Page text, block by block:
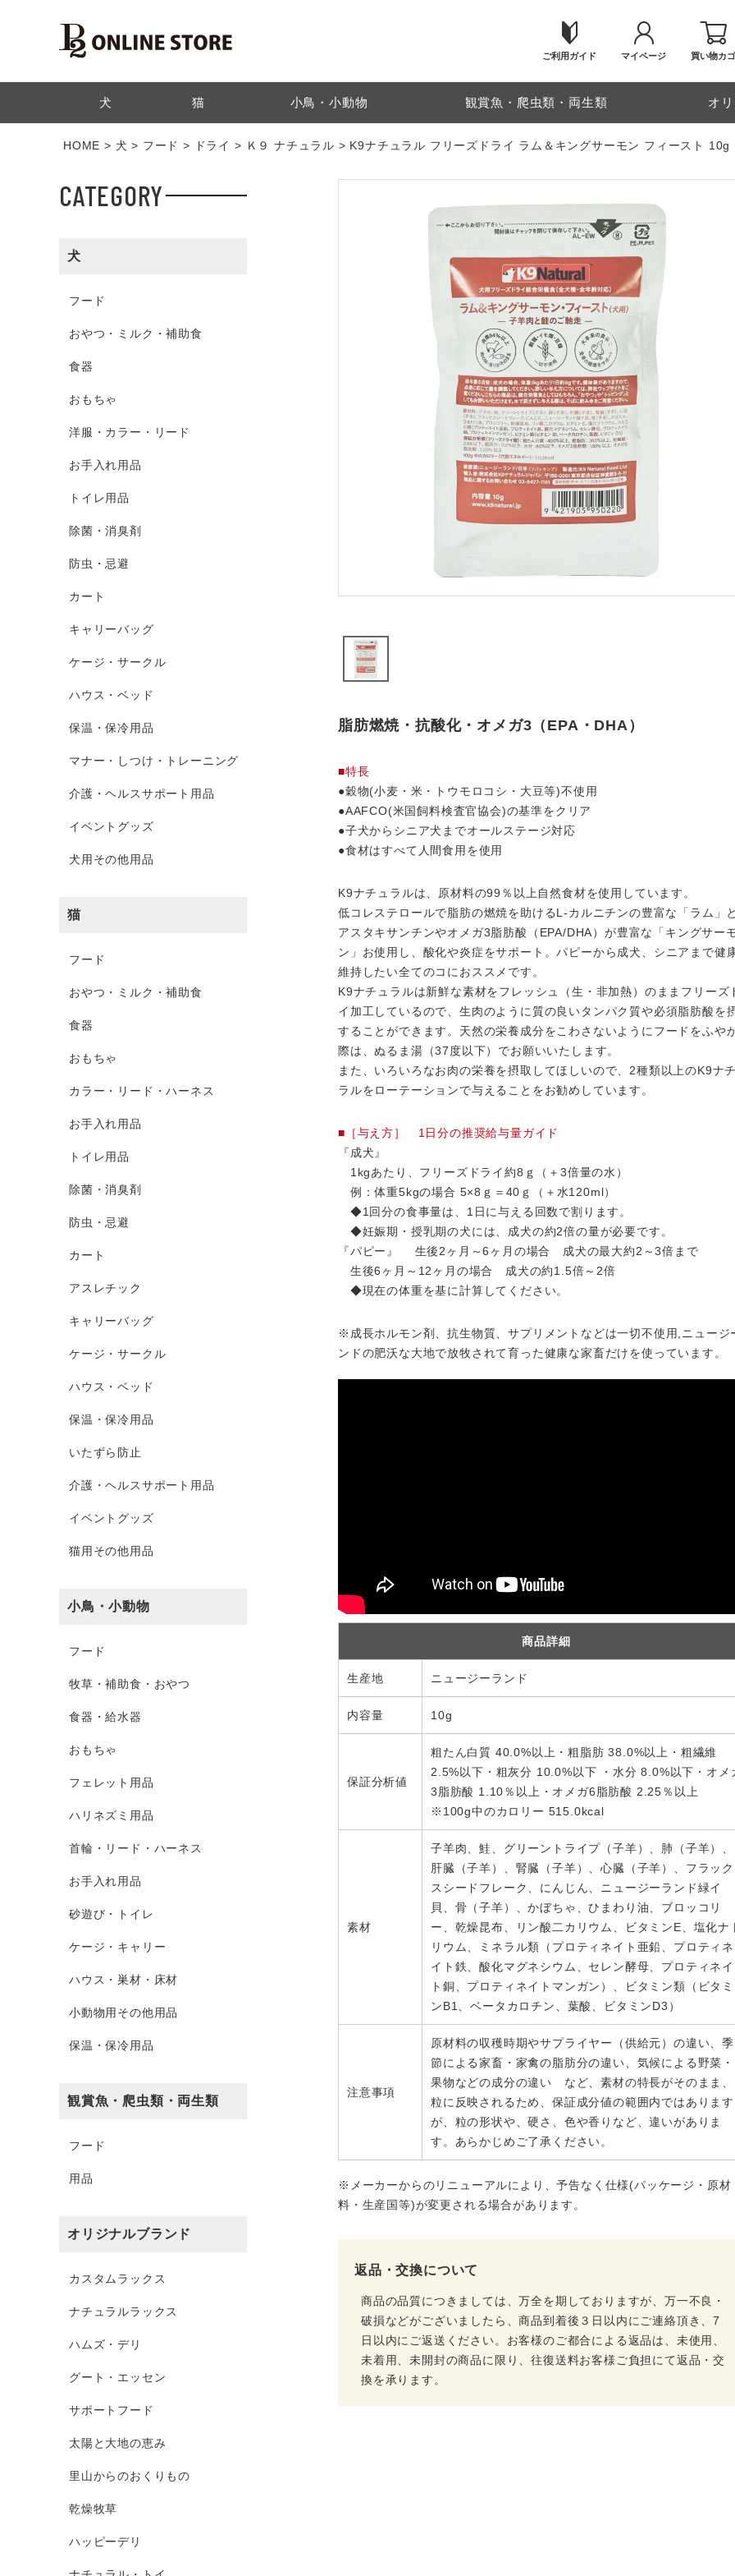
ご利用ガイド マイページ 買い物カゴ
検索
犬 猫 小鳥・小動物 観賞魚・爬虫類・両生類 オ
HOME 犬 フード ドライ Ｋ９ ナチュラル K9ナチュラル フリーズドライ ラム＆キングサーモン フィースト 10g
CATEGORY
犬
フード
おやつ・ミルク・補助食
食器
おもちゃ
洋服・カラー・リード
お手入れ用品
トイレ用品
除菌・消臭剤
防虫・忌避
カート
キャリーバッグ
ケージ・サークル
ハウス・ベッド
保温・保冷用品
マナー・しつけ・トレーニング
介護・ヘルスサポート用品
イベントグッズ
犬用その他用品
猫
フード
おやつ・ミルク・補助食
食器
おもちゃ
カラー・リード・ハーネス
お手入れ用品
トイレ用品
除菌・消臭剤
防虫・忌避
カート
アスレチック
キャリーバッグ
ケージ・サークル
ハウス・ベッド
保温・保冷用品
いたずら防止
介護・ヘルスサポート用品
イベントグッズ
猫用その他用品
小鳥・小動物
フード
牧草・補助食・おやつ
食器・給水器
おもちゃ
フェレット用品
ハリネズミ用品
首輪・リード・ハーネス
お手入れ用品
砂遊び・トイレ
ケージ・キャリー
ハウス・巣材・床材
小動物用その他用品
保温・保冷用品
観賞魚・爬虫類・両生類
フード
用品
オリジナルブランド
カスタムラックス
ナチュラルラックス
ハムズ・デリ
グート・エッセン
サポートフード
太陽と大地の恵み
里山からのおくりもの
乾燥牧草
ハッピーデリ
脂肪燃焼・抗酸化・オメガ3（EPA・DHA）
■特長
●穀物(小麦・米・トウモロコシ・大豆等)不使用
●AAFCO(米国飼料検査官協会)の基準をクリア
●子犬からシニア犬までオールステージ対応
●食材はすべて人間食用を使用
K9ナチュラルは、原材料の99％以上自然食材を使用しています。
低コレステロールで脂肪の燃焼を助けるL-カルニチンの豊富な「ラム」
アスタキサンチンやオメガ3脂肪酸（EPA/DHA）が豊富な「キングサー
ン」お使用し、酸化や炎症をサポート。パピーから成犬、シニアまで健
維持したい全てのコにおススメです。
K9ナチュラルは新鮮な素材をフレッシュ（生・非加熱）のままフリーズ
イ加工しているので、生肉のように質の良いタンパク質や必須脂肪酸を
することができます。天然の栄養成分をこわさないようにフードをふや
際は、ぬるま湯（37度以下）でお願いいたします。
また、いろいろなお肉の栄養を摂取してほしいので、2種類以上のK9ナ
ラルをローテーションで与えることをお勧めしています。
■［与え方］ 1日分の推奨給与量ガイド
『成犬』
1kgあたり、フリーズドライ約8ｇ（＋3倍量の水）
例：体重5kgの場合 5×8ｇ＝40ｇ（＋水120ml）
◆1回分の食事量は、1日に与える回数で割ります。
◆妊娠期・授乳期の犬には、成犬の約2倍の量が必要です。
『パピー』 生後2ヶ月～6ヶ月の場合 成犬の最大約2～3倍まで
生後6ヶ月～12ヶ月の場合 成犬の約1.5倍～2倍
◆現在の体重を基に計算してください。
※成長ホルモン剤、抗生物質、サプリメントなどは一切不使用,ニュージ
ンドの肥沃な大地で放牧されて育った健康な家畜だけを使っています。
商品詳細
生産地 ニュージーランド
内容量 10g
保証分析値
粗たん白質 40.0%以上・粗脂肪 38.0%以上・粗繊維
2.5%以下・粗灰分 10.0%以下 ・水分 8.0%以下・オメ
3脂肪酸 1.10％以上・オメガ6脂肪酸 2.25％以上
※100g中のカロリー 515.0kcal
素材
子羊肉、鮭、グリーントライプ（子羊）、肺（子羊）、
肝臓（子羊）、腎臓（子羊）、心臓（子羊）、フラック
スシードフレーク、にんじん、ニュージーランド緑イ
貝、骨（子羊）、かぼちゃ、ひまわり油、ブロッコリ
ー、乾燥昆布、リン酸二カリウム、ビタミンE、塩化ナ
リウム、ミネラル類（プロティネイト亜鉛、プロティネ
イト鉄、酸化マグネシウム、セレン酵母、プロティネイ
ト銅、プロティネイトマンガン）、ビタミン類（ビタミ
ンB1、ベータカロチン、葉酸、ビタミンD3）
注意事項
原材料の収穫時期やサプライヤー（供給元）の違い、季
節による家畜・家禽の脂肪分の違い、気候による野菜・
果物などの成分の違い など、素材の特長がそのまま、
粒に反映されるため、保証成分値の範囲内ではあります
が、粒の形状や、硬さ、色や香りなど、違いがありま
す。あらかじめご了承ください。
※メーカーからのリニューアルにより、予告なく仕様(パッケージ・原材
料・生産国等)が変更される場合があります。
返品・交換について
商品の品質につきましては、万全を期しておりますが、万一不良・
破損などがございましたら、商品到着後３日以内にご連絡頂き、7
日以内にご返送ください。お客様のご都合による返品は、未使用、
未着用、未開封の商品に限り、往復送料お客様ご負担にて返品・交
換を承ります。